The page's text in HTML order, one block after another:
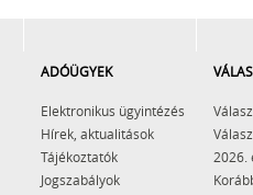
ADÓÜGYEK
Elektronikus ügyintézés
Hírek, aktualitások
Tájékoztatók
Jogszabályok
2026.